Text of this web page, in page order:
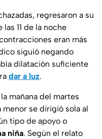
regresaron a su
11 de la noche
eran más
siguió negando
dilatación suficiente
dar a luz.
mañana del martes
se dirigió sola al
tipo de apoyo o
niña. Según el relato